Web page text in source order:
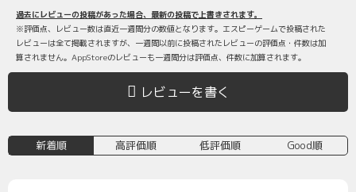
過去にレビューの投稿があった場合、最新の投稿で上書きされます。
※評価点、レビュー数は直近一週間分の数値となります。エスピーゲームで投稿された
レビューは全て掲載されますが、一週間以前に投稿されたレビューの評価点・件数は加
算されません。AppStoreのレビューも一週間分は評価点、件数に加算されます。
レビューを書く
新着順 高評価順 低評価順 Good順